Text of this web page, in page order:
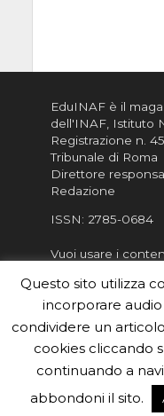
EduINAF è il
dell'INAF, Istituto
Registrazione n.
Tribunale di Roma
Direttore
Redazione
ISSN: 2785-0684
Vuoi usare i
Informativa sulla
Informatva sui
Per la rubrica de
inviarci le tue foto
redazione.edu
il form
Questo sito utilizza
incorporare
condividere un
cookies cliccando
continuando a
abbondoni il sito.